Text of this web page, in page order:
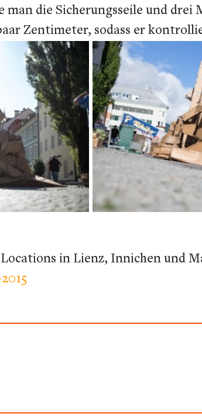
die Sicherungsseile und
Zentimeter, sodass er
Locations in Lienz, Innichen und